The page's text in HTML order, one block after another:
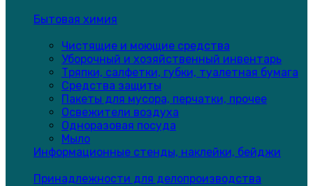
Бытовая химия
Чистящие и моющие средства
Уборочный и хозяйственный инвентарь
Тряпки, салфетки, губки, туалетная бумага
Средства защиты
Пакеты для мусора, перчатки, прочее
Освежители воздуха
Одноразовая посуда
Мыло
Информационные стенды, наклейки, бейджи
Принадлежности для делопроизводства